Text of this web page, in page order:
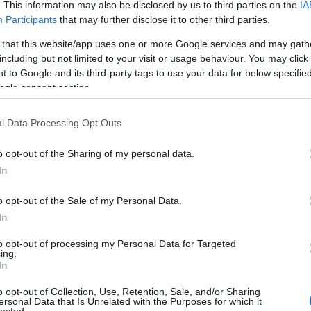
This information may also be disclosed by us to third parties on the
Participants that may further disclose it to other third parties.
that this website/app uses one or more Google services and may
but not limited to your visit or usage behaviour. You may
to Google and its third-party tags to use your data for below
consent section.
Data Processing Opt Outs
opt-out of the Sharing of my personal data.
opt-out of the Sale of my Personal Data.
opt-out of processing my Personal Data for Targeted
opt-out of Collection, Use, Retention, Sale, and/or Sharing
Data that Is Unrelated with the Purposes for which it
a sauvignon blanc mellett a pinot noir-ra is nagy
Central Otago-ban is foglalkoznak a fajtával. A
egész fürtösen feldolgozott termés nyitott
át érett francia tölgyfahordóban.
és Új-Zélandhoz illő módon intenzív, áradó illat